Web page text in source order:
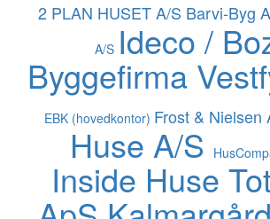
2 PLAN HUSET A/S Barvi-Byg
A/S Ideco /
Byggefirma
EBK (hovedkontor) Frost & Nielsen
Huse A/S
Inside Huse